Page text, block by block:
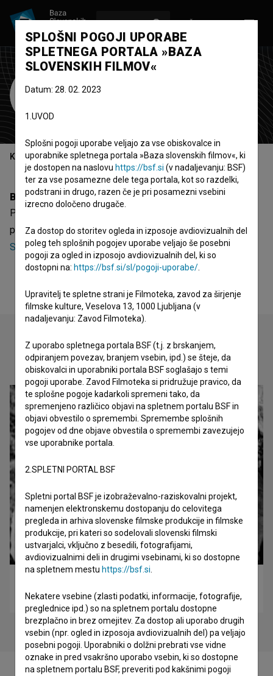
Predrag Golubović
Kazalo
Biografija
Predrag Golubović je režiser in scenarist. Najnovejši
projekti, pri katerih je sodeloval, soDobrovoljci (1986),
Sudbine (1978)inCrveni udar (1974).
Oglejte si
akcijski, vojni
SPLOŠNI POGOJI UPORABE
SPLETNEGA PORTALA »BAZA
SLOVENSKIH FILMOV«
Datum: 28. 02. 2023
1.UVOD
Splošni pogoji uporabe veljajo za vse obiskovalce in
uporabnike spletnega portala »Baza slovenskih filmov«, ki
je dostopen na naslovu https://bsf.si (v nadaljevanju: BSF)
ter za vse posamezne dele tega portala, kot so razdelki,
podstrani in drugo, razen če je pri posamezni vsebini
izrecno določeno drugače.
Za dostop do storitev ogleda in izposoje avdiovizualnih del
poleg teh splošnih pogojev uporabe veljajo še posebni
pogoji za ogled in izposojo avdiovizualnih del, ki so
dostopni na: https://bsf.si/sl/pogoji-uporabe/
Upravitelj te spletne strani je Filmoteka, zavod za širjenje
filmske kulture, Veselova 13, 1000 Ljubljana (v
nadaljevanju: Zavod Filmoteka).
Z uporabo spletnega portala BSF (t.j. z brskanjem,
odpiranjem povezav, branjem vsebin, ipd.) se šteje, da
obiskovalci in uporabniki portala BSF soglašajo s temi
pogoji uporabe. Zavod Filmoteka si pridružuje pravico, da
te splošne pogoje kadarkoli spremeni tako, da
spremenjeno različico objavi na spletnem portalu BSF in
objavi obvestilo o spremembi. Spremembe splošnih
pogojev od dne objave obvestila o spremembi zavezujejo
vse uporabnike portala.
2.SPLETNI PORTAL BSF
Spletni portal BSF je izobraževalno-raziskovalni projekt,
namenjen elektronskemu dostopanju do celovitega
pregleda in arhiva slovenske filmske produkcije in filmske
produkcije, pri kateri so sodelovali slovenski filmski
ustvarjalci, vključno z besedili, fotografijami,
avdiovizualnimi deli in drugimi vsebinami, ki so dostopne
na spletnem mestu https://bsf.si
Nekatere vsebine (zlasti podatki, informacije, fotografije,
preglednice ipd.) so na spletnem portalu dostopne
brezplačno in brez omejitev. Za dostop ali uporabo drugih
vsebin (npr. ogled in izposoja avdiovizualnih del) pa veljajo
posebni pogoji. Uporabniki o dolžni prebrati vse vidne
oznake in pred vsakršno uporabo vsebin, ki so dostopne
na spletnem portalu BSF, preveriti pod kakšnimi pogoji